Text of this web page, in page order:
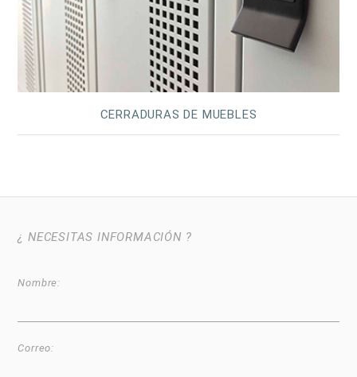
CERRADURAS DE MUEBLES
¿ NECESITAS INFORMACIÓN ?
Nombre:
Correo: